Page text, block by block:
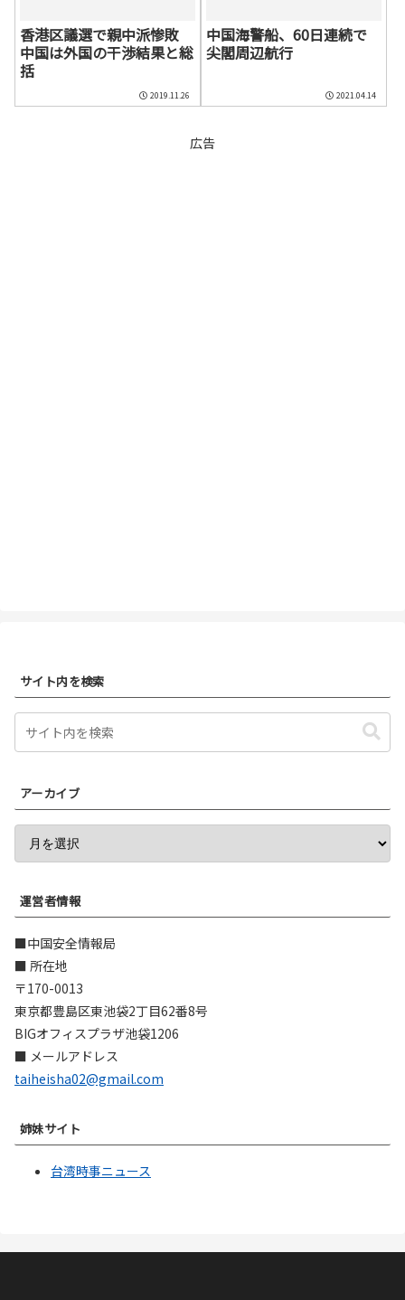
香港区議選で親中派惨敗
中国は外国の干渉結果と総
括
2019.11.26
中国海警船、60日連続で
尖閣周辺航行
2021.04.14
広告
サイト内を検索
アーカイブ
運営者情報
■中国安全情報局
■ 所在地
〒170-0013
東京都豊島区東池袋2丁目62番8号
BIGオフィスプラザ池袋1206
■ メールアドレス
taiheisha02@gmail.com
姉妹サイト
台湾時事ニュース